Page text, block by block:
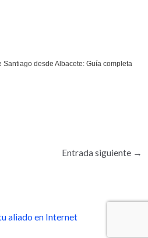
desde Albacete: Guía completa
Entrada siguiente →